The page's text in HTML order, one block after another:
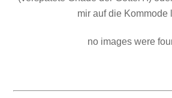
mir auf die Kommode
no images were